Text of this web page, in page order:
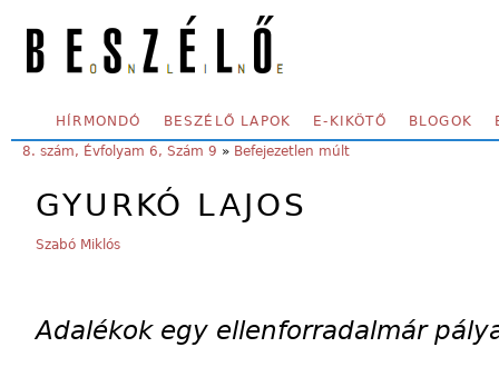
SECONDARY MENU
HÍRMONDÓ BESZÉLŐ LAPOK E-KIKÖTŐ BLOGOK
YOU ARE HERE:
8. szám, Évfolyam 6, Szám 9 » Befejezetlen múlt
GYURKÓ LAJOS
Szabó Miklós
Adalékok egy ellenforradalmár